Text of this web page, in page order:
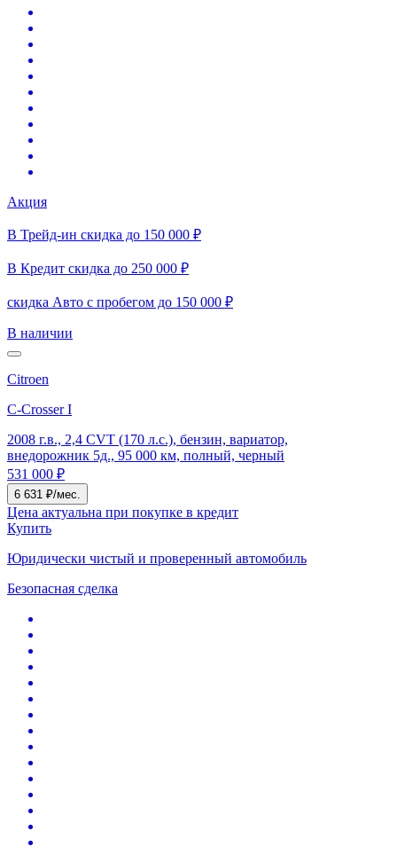
Акция
В Трейд-ин скидка до 150 000 ₽
В Кредит скидка до 250 000 ₽
скидка Авто с пробегом до 150 000 ₽
В наличии
Citroen
C-Crosser I
2008 г.в., 2,4 CVT (170 л.с.), бензин, вариатор,
внедорожник 5д., 95 000 км, полный, черный
531 000 ₽
6 631 ₽/мес.
Цена актуальна при покупке в кредит
Купить
Юридически чистый и проверенный автомобиль
Безопасная сделка